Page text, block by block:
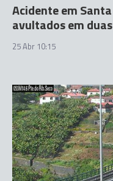
Acidente em
avultados em
25 Abr 10:15